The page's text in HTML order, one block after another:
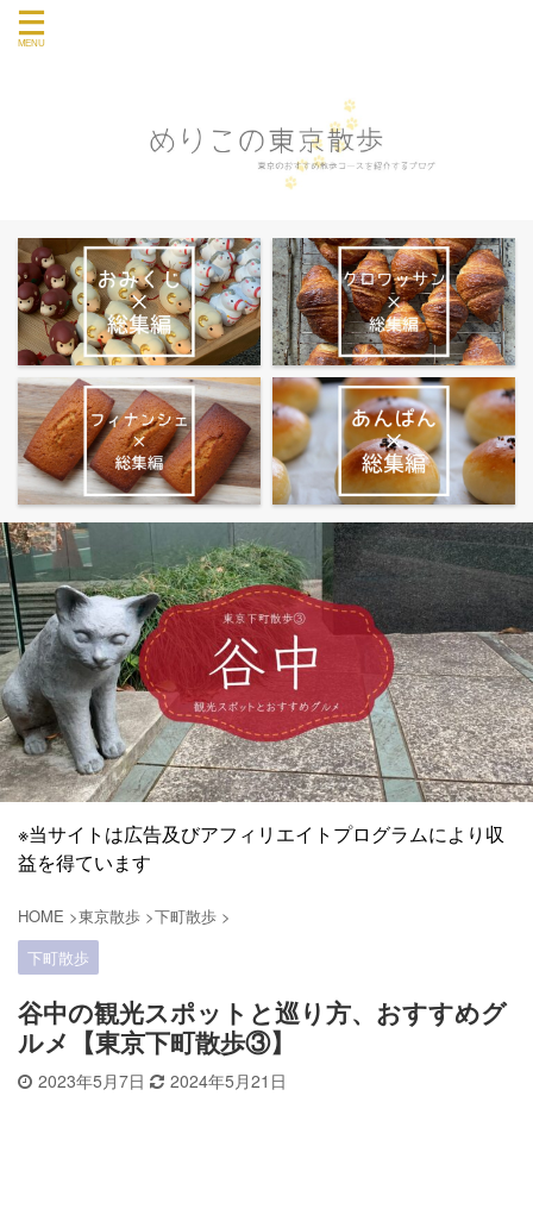
※当サイトは広告及びアフィリエイトプログラムにより収
益を得ています
HOME >東京散歩 >下町散歩 >
下町散歩
谷中の観光スポットと巡り方、おすすめグ
ルメ【東京下町散歩③】
2023年5月7日 2024年5月21日